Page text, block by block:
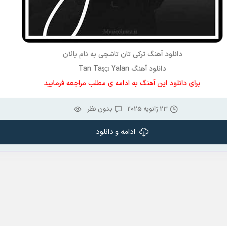
دانلود آهنگ ترکیتان تاشچی به نام یالان
دانلود آهنگ Tan Taşçı Yalan
برای دانلود این آهنگ به ادامه ی مطلب مراجعه فرمایید
23 ژانویه 2025 بدون نظر
ادامه و دانلود